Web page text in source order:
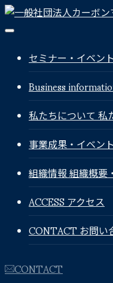
セミナー・イベン
Business
私たちについて私
事業成果・イベン
組織情報組織概
ACCESSアクセス
CONTACTお問
CONTACT